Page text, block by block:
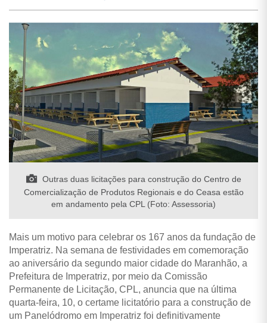
Outras duas licitações para construção do Centro de
Comercialização de Produtos Regionais e do Ceasa estão
em andamento pela CPL (Foto: Assessoria)
Mais um motivo para celebrar os 167 anos da fundação de
Imperatriz. Na semana de festividades em comemoração
ao aniversário da segundo maior cidade do Maranhão, a
Prefeitura de Imperatriz, por meio da Comissão
Permanente de Licitação, CPL, anuncia que na última
quarta-feira, 10, o certame licitatório para a construção de
um Panelódromo em Imperatriz foi definitivamente